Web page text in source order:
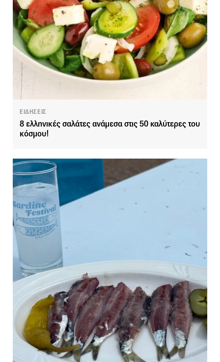
ΕΙΔΗΣΕΙΣ
8 ελληνικές σαλάτες ανάμεσα στις 50 καλύτερες του
κόσμου!